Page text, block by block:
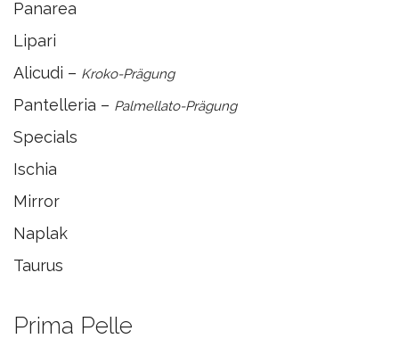
Panarea
Lipari
Alicudi – Kroko-Prägung
Pantelleria – Palmellato-Prägung
Specials
Ischia
Mirror
Naplak
Taurus
Prima Pelle